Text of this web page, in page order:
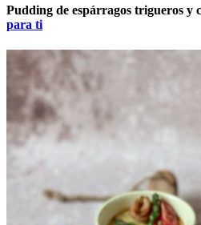
Pudding de espárragos trigueros y
para ti